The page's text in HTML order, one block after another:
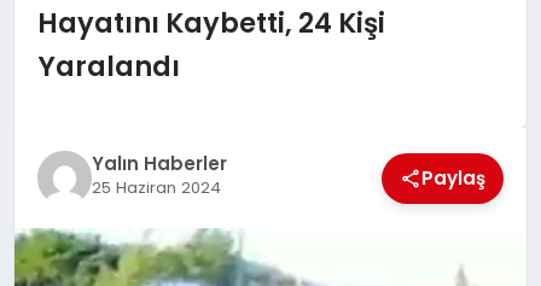
YAŞAM
TEKNOLOJİ
MAGAZİN
Hayatını Kaybetti, 24 Kişi
Yaralandı
Yalın Haberler
25 Haziran 2024 Paylaş